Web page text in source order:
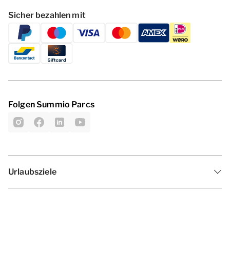
Sicher bezahlen mit
Folgen Summio Parcs
Urlaubsziele